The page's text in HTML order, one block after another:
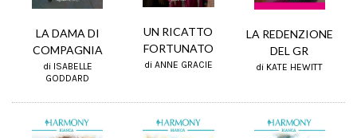
LA DAMA DI
COMPAGNIA
di ISABELLE
GODDARD
UN RICATTO
FORTUNATO
di ANNE GRACIE
LA REDENZIONE
DEL GR
di KATE HEWITT